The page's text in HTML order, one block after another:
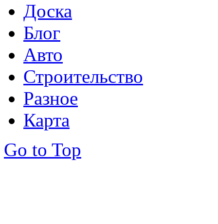
Доска
Блог
Авто
Строительство
Разное
Карта
Go to Top